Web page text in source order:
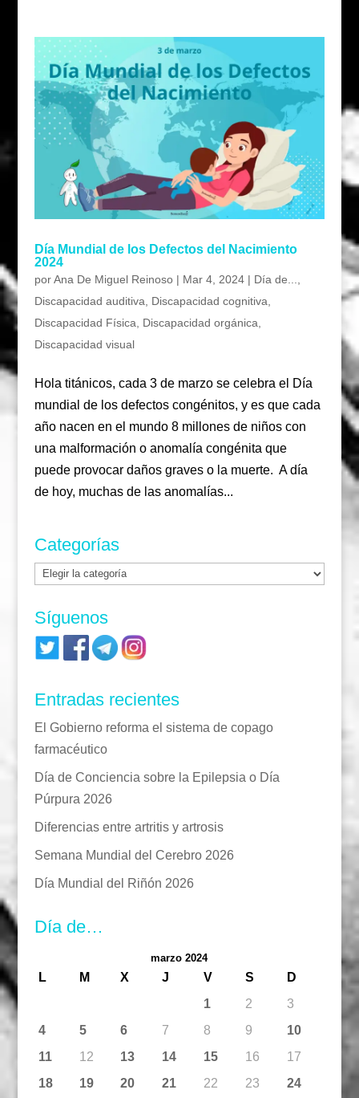
Día Mundial de los Defectos del Nacimiento
2024
porAna De Miguel Reinoso| Mar 4, 2024| Día de...
Discapacidad auditiva
Discapacidad cognitiva
Discapacidad Física
Discapacidad orgánica
Discapacidad visual
Hola titánicos, cada 3 de marzo se celebra el Día
mundial de los defectos congénitos, y es que cada
año nacen en el mundo 8 millones de niños con
una malformación o anomalía congénita que
puede provocar daños graves o la muerte. A día
de hoy, muchas de las anomalías...
Categorías
Categorías
Síguenos
Entradas recientes
El Gobierno reforma el sistema de copago
farmacéutico
Día de Conciencia sobre la Epilepsia o Día
Púrpura 2026
Diferencias entre artritis y artrosis
Semana Mundial del Cerebro 2026
Día Mundial del Riñón 2026
Día de…
marzo 2024
L M X J V S
D
1
2
3
4
5 6 7 8 9
10
11
12 13 14 15 16
17
18
19 20 21 22 23
24